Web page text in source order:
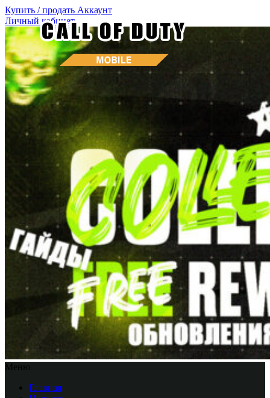
Купить / продать Аккаунт
Личный кабинет
Меню
Главная